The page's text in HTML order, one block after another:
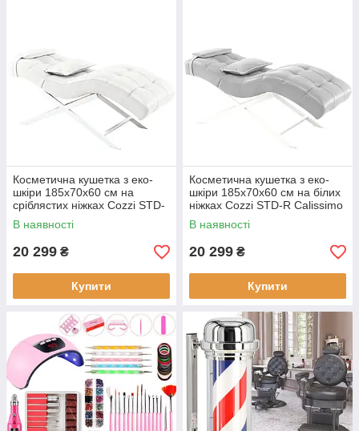
Косметична кушетка з еко-
шкіри 185x70x60 см на
сріблястих ніжках Cozzi STD-
R Calissimo для
нарощування вій Біла
В наявності
20 299 ₴
Купити
Косметична кушетка з еко-
шкіри 185x70x60 см на білих
ніжках Cozzi STD-R Calissimo
для нарощування вій Сіра
В наявності
20 299 ₴
Купити